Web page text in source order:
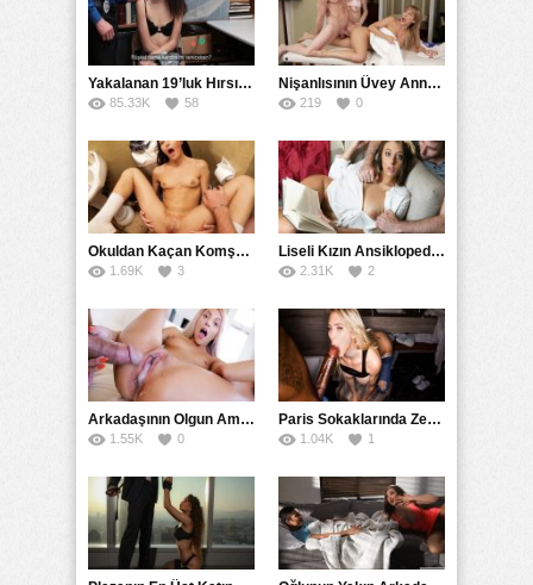
Yakalanan 19’luk Hırsız Bedelini Amıyla Ödedi
85.33K 58
Nişanlısının Üvey Annesine Masaj Yaparken Yarağı Kaydı
219 0
Okuldan Kaçan Komşu Kızını Bakire Sanıp Götten Sikti
1.69K 3
Liseli Kızın Ansiklopedisini Kitap Gibi Tane Tane Okudu
2.31K 2
Arkadaşının Olgun Amcasına Siktirip İçine Boşalmasını İstedi
1.55K 0
Paris Sokaklarında Zenci Yarağını Gırtlağına Kadar İndirdi
1.04K 1